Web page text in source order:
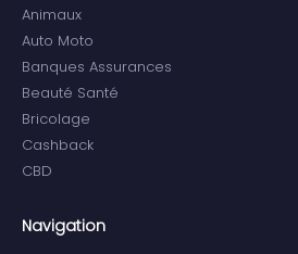
Animaux
Auto Moto
Banques Assurances
Beauté Santé
Bricolage
Cashback
CBD
Navigation